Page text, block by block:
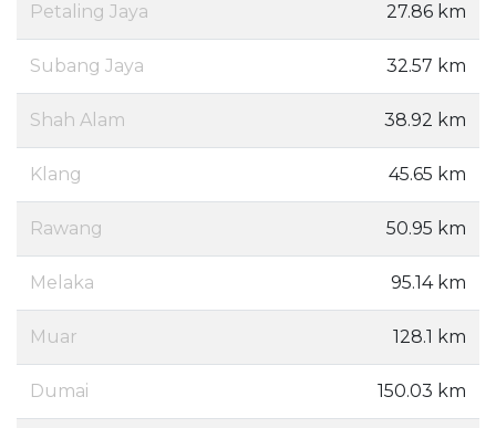
Petaling Jaya 27.86 km
Subang Jaya 32.57 km
Shah Alam 38.92 km
Klang 45.65 km
Rawang 50.95 km
Melaka 95.14 km
Muar 128.1 km
Dumai 150.03 km